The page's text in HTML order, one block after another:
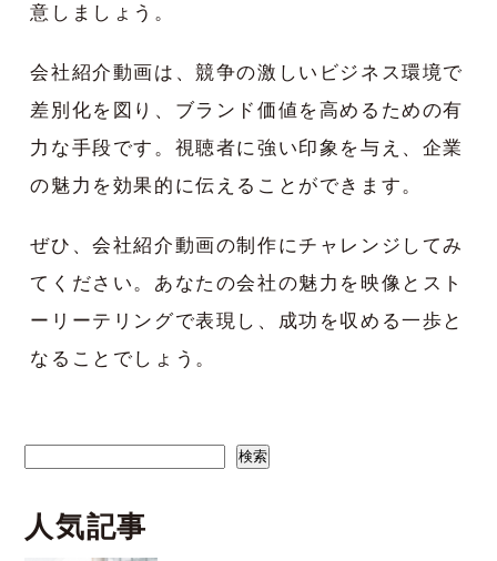
意しましょう。
会社紹介動画は、競争の激しいビジネス環境で
差別化を図り、ブランド価値を高めるための有
力な手段です。視聴者に強い印象を与え、企業
の魅力を効果的に伝えることができます。
ぜひ、会社紹介動画の制作にチャレンジしてみ
てください。あなたの会社の魅力を映像とスト
ーリーテリングで表現し、成功を収める一歩と
なることでしょう。
検索
人気記事